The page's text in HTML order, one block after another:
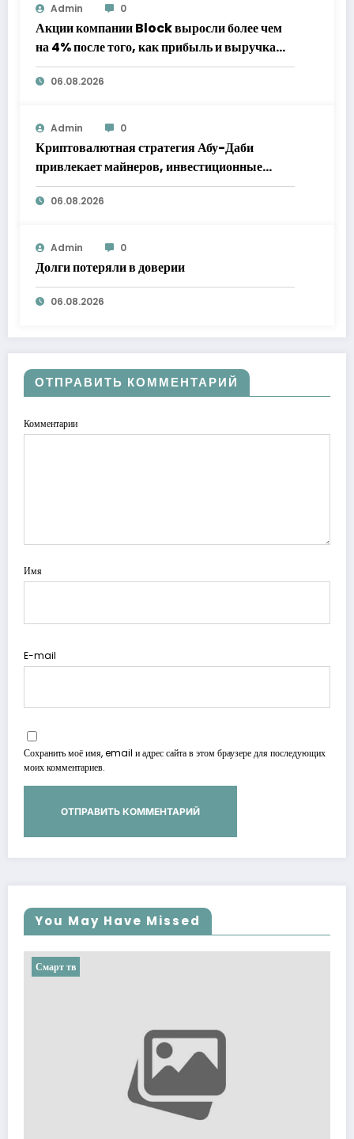
Admin 0
Акции компании Block выросли более чем
на 4% после того, как прибыль и выручка
превзошли прогнозы
06.08.2026
Admin 0
Криптовалютная стратегия Абу-Даби
привлекает майнеров, инвестиционные
фонды и мировых гигантов
06.08.2026
Admin 0
Долги потеряли в доверии
06.08.2026
ОТПРАВИТЬ КОММЕНТАРИЙ
Комментарии
Имя
E-mail
Сохранить моё имя, email и адрес сайта в этом браузере для последующих
моих комментариев.
You May Have Missed
Смарт тв